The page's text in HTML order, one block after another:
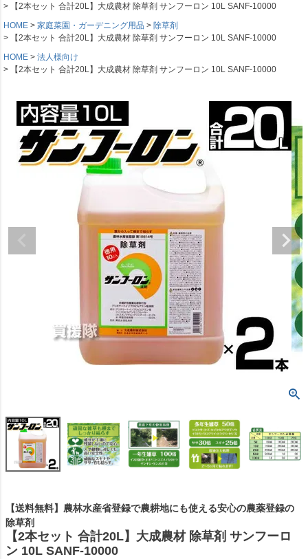
【2本セット 合計20L】大成農材 除草剤 サンフーロン 10L SANF-10000
HOME
家庭菜園・ガーデニング用品
除草剤
【2本セット 合計20L】大成農材 除草剤 サンフーロン 10L SANF-10000
HOME
法人様向け
【2本セット 合計20L】大成農材 除草剤 サンフーロン 10L SANF-10000
【送料無料】農林水産省登録で農耕地にも使える安心の農薬登録の
除草剤
【2本セット 合計20L】大成農材 除草剤 サンフーロ
ン 10L SANF-10000